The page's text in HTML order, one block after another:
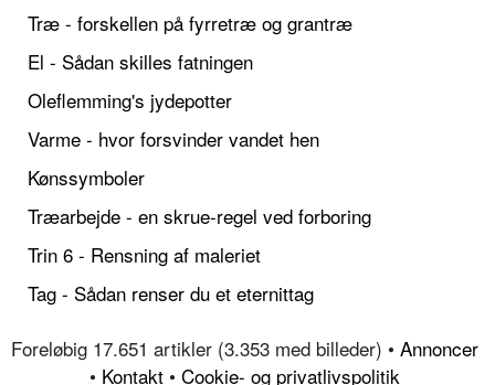
Træ - forskellen på fyrretræ og grantræ
El - Sådan skilles fatningen
Oleflemming's jydepotter
Varme - hvor forsvinder vandet hen
Kønssymboler
Træarbejde - en skrue-regel ved forboring
Trin 6 - Rensning af maleriet
Tag - Sådan renser du et eternittag
Foreløbig 17.651 artikler (3.353 med billeder) • Annoncer
• Kontakt • Cookie- og privatlivspolitik